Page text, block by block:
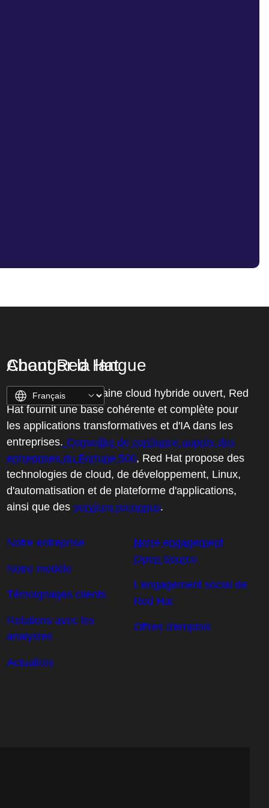
About Red Hat
Leader dans le domaine cloud hybride ouvert, Red
Hat fournit une base cohérente et complète pour
les applications transformatives et d'IA dans les
entreprises. Conseiller de confiance auprès des
entreprises du Fortune 500, Red Hat propose des
technologies de cloud, de développement, Linux,
d'automatisation et de plateforme d'applications,
ainsi que des services reconnus.
Notre entreprise
Notre modèle
Témoignages clients
Relations avec les
analystes
Actualités
Notre engagement
Open Source
L'engagement social de
Red Hat
Offres d'emplois
Changer la langue